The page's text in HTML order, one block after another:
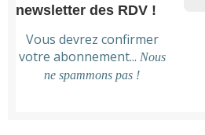
newsletter des RDV !
Vous devrez confirmer
votre abonnement... Nous
ne spammons pas !